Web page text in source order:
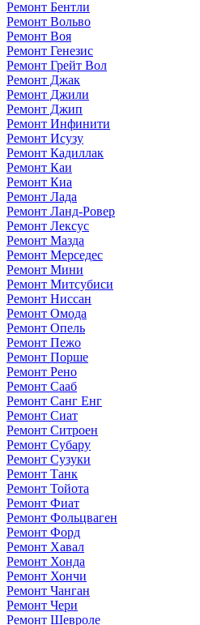
Ремонт Бентли
Ремонт Вольво
Ремонт Воя
Ремонт Генезис
Ремонт Грейт Вол
Ремонт Джак
Ремонт Джили
Ремонт Джип
Ремонт Инфинити
Ремонт Исузу
Ремонт Кадиллак
Ремонт Каи
Ремонт Киа
Ремонт Лада
Ремонт Ланд-Ровер
Ремонт Лексус
Ремонт Мазда
Ремонт Мерседес
Ремонт Мини
Ремонт Митсубиси
Ремонт Ниссан
Ремонт Омода
Ремонт Опель
Ремонт Пежо
Ремонт Порше
Ремонт Рено
Ремонт Сааб
Ремонт Санг Енг
Ремонт Сиат
Ремонт Ситроен
Ремонт Субару
Ремонт Сузуки
Ремонт Танк
Ремонт Тойота
Ремонт Фиат
Ремонт Фольцваген
Ремонт Форд
Ремонт Хавал
Ремонт Хонда
Ремонт Хончи
Ремонт Чанган
Ремонт Чери
Ремонт Шевроле